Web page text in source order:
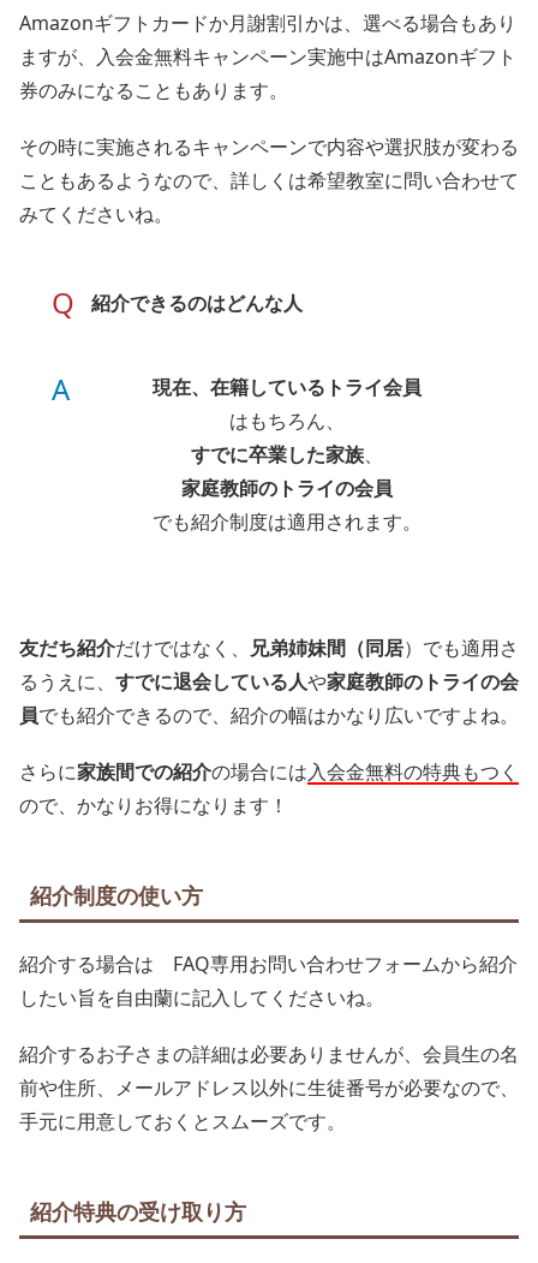
Amazonギフトカードか月謝割引かは、選べる場合もあり
ますが、入会金無料キャンペーン実施中はAmazonギフト
券のみになることもあります。
その時に実施されるキャンペーンで内容や選択肢が変わる
こともあるようなので、詳しくは希望教室に問い合わせて
みてくださいね。
Q 紹介できるのはどんな人
A
現在、在籍しているトライ会員
はもちろん、
すでに卒業した家族、
家庭教師のトライの会員
でも紹介制度は適用されます。
友だち紹介だけではなく、 兄弟姉妹間（同居）でも適用さ
るうえに、 すでに退会している人や家庭教師のトライの会
員でも紹介できるので、紹介の幅はかなり広いですよね。
さらに家族間での紹介の場合には入会金無料の特典もつく
ので、かなりお得になります！
紹介制度の使い方
紹介する場合は FAQ専用お問い合わせフォームから紹介
したい旨を自由蘭に記入してくださいね。
紹介するお子さまの詳細は必要ありませんが、会員生の名
前や住所、メールアドレス以外に生徒番号が必要なので、
手元に用意しておくとスムーズです。
紹介特典の受け取り方